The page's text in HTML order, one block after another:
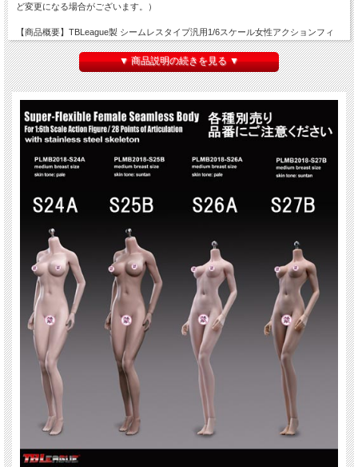
ど変更になる場合がございます。）
【商品概要】TBLeague製 シームレスタイプ汎用1/6スケール女性アクションフィ
ギュアボディ素体。ステンレススチール骨格内蔵。下腹部造形なし。
小柄な女性をイメージしたショートタイプ、スレンダーボディ。
4種別売り。高さ（サイズ）とスキンカラーが異なります。
「S24A S25B」と「S26A S27B」との身長差は8mm程度となります。
ヘッドは付属しません。記載サイズはイメージです。ご使用ヘッドにより異なりま
す。
＜商品内容＞
1/6 1 × TBLeague female seamless body with metal skeleton、3pairs ×
＜各種の特徴＞
ト、フットパーツ交換可能
PLMB2018-S25B : サンタンカラー 高さ：ヘッド取り付け時 約27.8cm用 ミドルバ
スト、フットパーツ交換可能
PLMB2018-S26A : ペールカラー 高さ：ヘッド取り付け時 約27cm用 ミドルバス
ト、フットパーツ交換可能
PLMB2018-S27B : サンタンカラー 高さ：ヘッド取り付け時 約27cm用 ミドルバス
ト、フットパーツ交換可能
●１タイプ入りです。タイプをお選びください。
S24A、S25B、S26A、S27B
※カートに入らないタイプ、表示されないタイプは在庫がございません。
※ヘッドは付属しません。形状等により取り付けに加工が必要な場合や使用できな
い場合がございます。
※関節の固さ、バリの有無など個体差がございますのでご了承ください。
※出荷時からの色のくすみ、色移り等がある場合がございます。
※無理な方向に動かさないでください。
▼ 商品説明の続きを見る ▼